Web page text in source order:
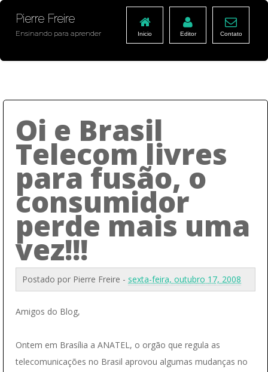
Pierre Freire
Ensinando para aprender Inicio Editor Contato
Oi e Brasil
Telecom livres
para fusão, o
consumidor
perde mais uma
vez!!!
Postado por Pierre Freire - sexta-feira, outubro 17, 2008
Amigos do Blog,
Ontem em Brasília a ANATEL, o orgão que regula as
telecomunicações no Brasil aprovou algumas mudanças no